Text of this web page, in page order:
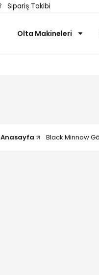
Sipariş Takibi
Olta Makineleri
Anasayfa Black Minnow